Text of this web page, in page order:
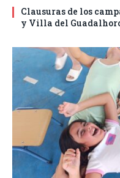
Clausuras de los
y Villa del